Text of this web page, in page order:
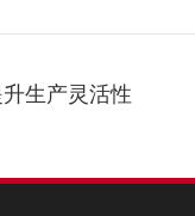
生产灵活性